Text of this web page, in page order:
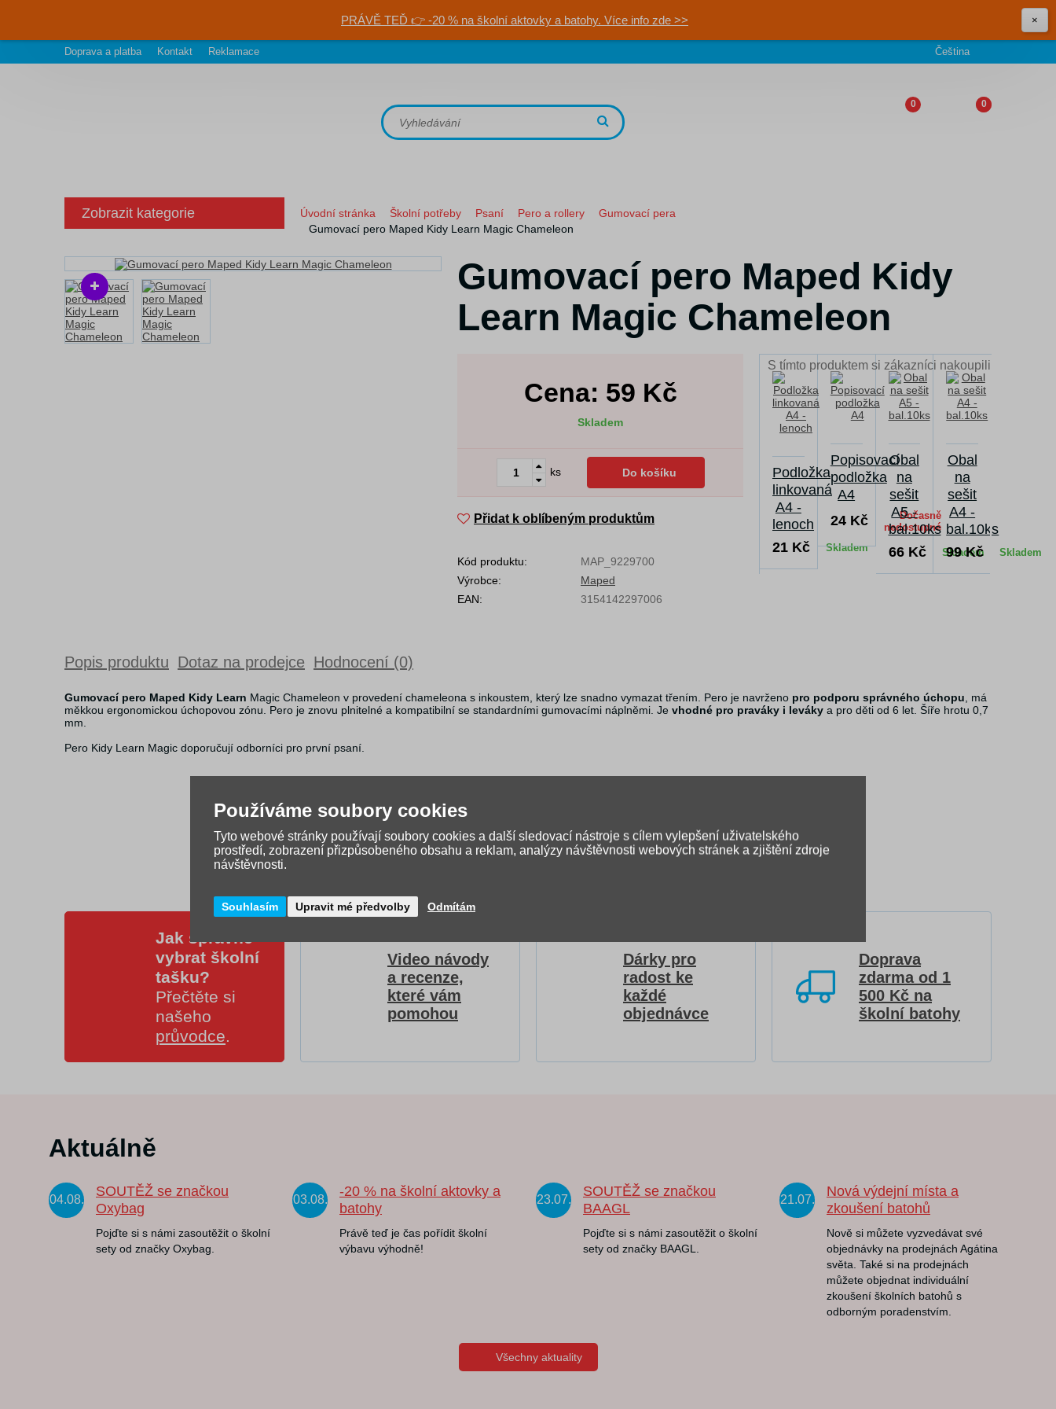
PRÁVĚ TEĎ 👉 -20 % na školní aktovky a batohy. Více info zde >> ×
Doprava a platba Kontakt Reklamace Čeština
0 0
Zobrazit kategorie Úvodní stránka Školní potřeby Psaní Pero a rollery
Gumovací pera
Gumovací pero Maped Kidy Learn Magic Chameleon
Gumovací pero Maped Kidy
Learn Magic Chameleon
Cena: 59 Kč
Skladem
ks Do košíku
Přidat k oblíbeným produktům
Kód produktu:
MAP_9229700
Výrobce:
Maped
EAN:
3154142297006
S tímto produktem si zákazníci nakoupili
Podložka
linkovaná
A4 -
lenoch
21 Kč
Skladem
Popisovací
podložka
A4
24 Kč
Dočasně
nedostupné
Obal
na
sešit
A5 -
bal.10ks
66 Kč
Skladem
Obal
na
sešit
A4 -
bal.10ks
99 Kč
Skladem
Popis produktu Dotaz na prodejce Hodnocení (0)
Gumovací pero Maped Kidy Learn Magic Chameleon v provedení chameleona s inkoustem, který lze snadno vymazat třením. Pero je navrženo pro podporu správného úchopu , má
měkkou ergonomickou úchopovou zónu. Pero je znovu plnitelné a kompatibilní se standardními gumovacími náplněmi. Je vhodné pro praváky i leváky a pro děti od 6 let. Šíře hrotu 0,7
mm.
Pero Kidy Learn Magic doporučují odborníci pro první psaní.
Jak správně
vybrat školní
tašku?
Přečtěte si
našeho
průvodce.
Video návody
a recenze,
které vám
pomohou
Dárky pro
radost ke
každé
objednávce
Doprava
zdarma od 1
500 Kč na
školní batohy
Aktuálně
04.08.
SOUTĚŽ se značkou
Oxybag
Pojďte si s námi zasoutěžit o školní
sety od značky Oxybag.
03.08.
-20 % na školní aktovky a
batohy
Právě teď je čas pořídit školní
výbavu výhodně!
23.07.
SOUTĚŽ se značkou
BAAGL
Pojďte si s námi zasoutěžit o školní
sety od značky BAAGL.
21.07.
Nová výdejní místa a
zkoušení batohů
Nově si můžete vyzvedávat své
objednávky na prodejnách Agátina
světa. Také si na prodejnách
můžete objednat individuální
zkoušení školních batohů s
odborným poradenstvím.
Všechny aktuality
Používáme soubory cookies
Tyto webové stránky používají soubory cookies a další sledovací nástroje s cílem vylepšení uživatelského
prostředí, zobrazení přizpůsobeného obsahu a reklam, analýzy návštěvnosti webových stránek a zjištění zdroje
návštěvnosti.
Souhlasím Upravit mé předvolby Odmítám